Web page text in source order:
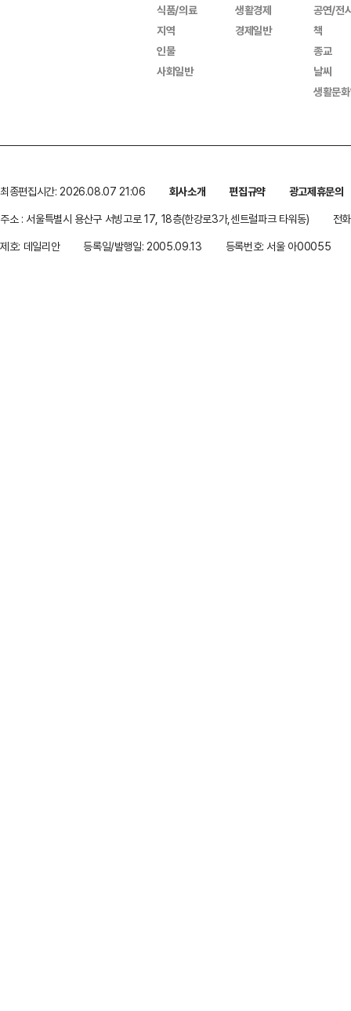
식품/의료
지역
인물
사회일반
생활경제
경제일반
공연/전
책
종교
날씨
생활문
최종편집시간: 2026.08.07 21:06 회사소개 편집규약
광고제휴문의
주소 : 서울특별시 용산구 서빙고로 17, 18층(한강로3가,센트럴파크 타워동)
전
제호: 데일리안
등록일/발행일: 2005.09.13 등록번호: 서울 아00055